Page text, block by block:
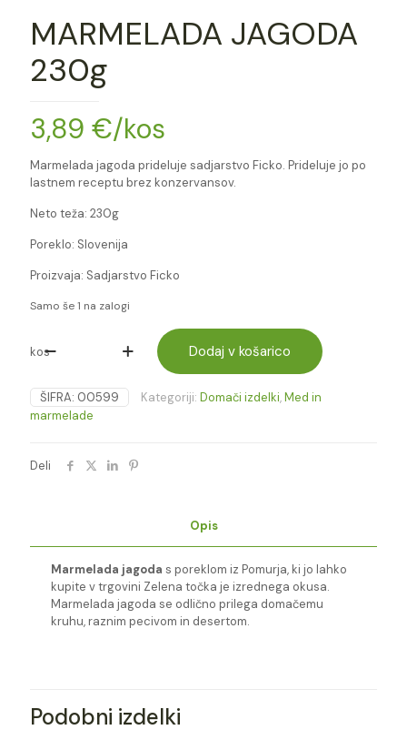
MARMELADA JAGODA
230g
3,89 €/kos
Marmelada jagoda prideluje sadjarstvo Ficko. Prideluje jo po
lastnem receptu brez konzervansov.
Neto teža: 230g
Poreklo: Slovenija
Proizvaja: Sadjarstvo Ficko
Samo še 1 na zalogi
MARMELADA
230g
količina
kos Dodaj v košarico
ŠIFRA: 00599 Kategoriji: Domači izdelki,Med in
marmelade
Deli
Opis
Marmelada jagodas poreklom iz Pomurja, ki jo lahko
kupite v trgovini Zelena točka je izrednega okusa.
Marmelada jagoda se odlično prilega domačemu
kruhu, raznim pecivom in desertom.
Podobni izdelki